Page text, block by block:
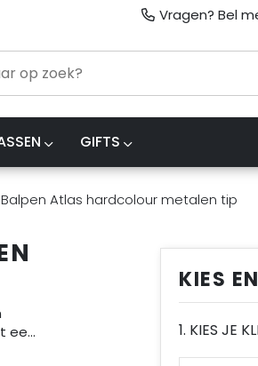
Vragen? Bel
GIFTS
Balpen Atlas hardcolour metalen tip
ee...
KIES
1. KIES JE